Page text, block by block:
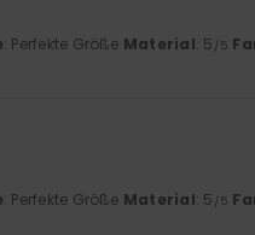
: Perfekte Größe Material: 5 /5
: Perfekte Größe Material: 5 /5